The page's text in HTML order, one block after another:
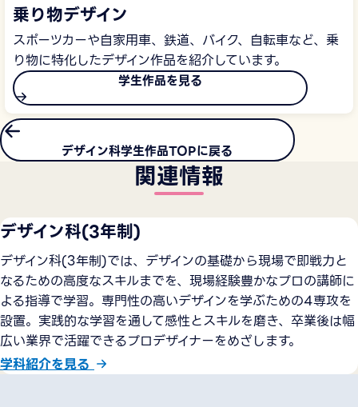
乗り物デザイン
スポーツカーや自家用車、鉄道、バイク、自転車など、乗
り物に特化したデザイン作品を紹介しています。
学生作品を見る
デザイン科学生作品TOPに戻る
関連情報
デザイン科(3年制)
デザイン科(3年制)では、デザインの基礎から現場で即戦力と
なるための高度なスキルまでを、現場経験豊かなプロの講師に
よる指導で学習。専門性の高いデザインを学ぶための4専攻を
設置。実践的な学習を通して感性とスキルを磨き、卒業後は幅
広い業界で活躍できるプロデザイナーをめざします。
学科紹介を見る